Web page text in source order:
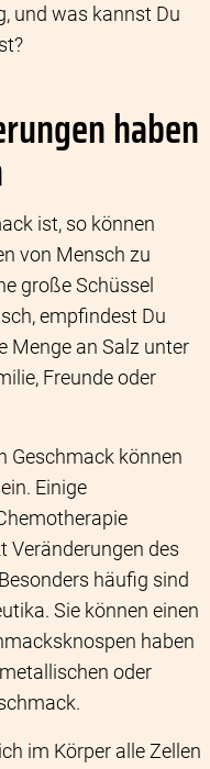
und was kannst Du
haben
ist, so können
von Mensch zu
große Schüssel
empfindest Du
Menge an Salz unter
Freunde oder
Geschmack können
Einige
Veränderungen des
häufig sind
Sie können einen
haben
oder
im Körper alle Zellen